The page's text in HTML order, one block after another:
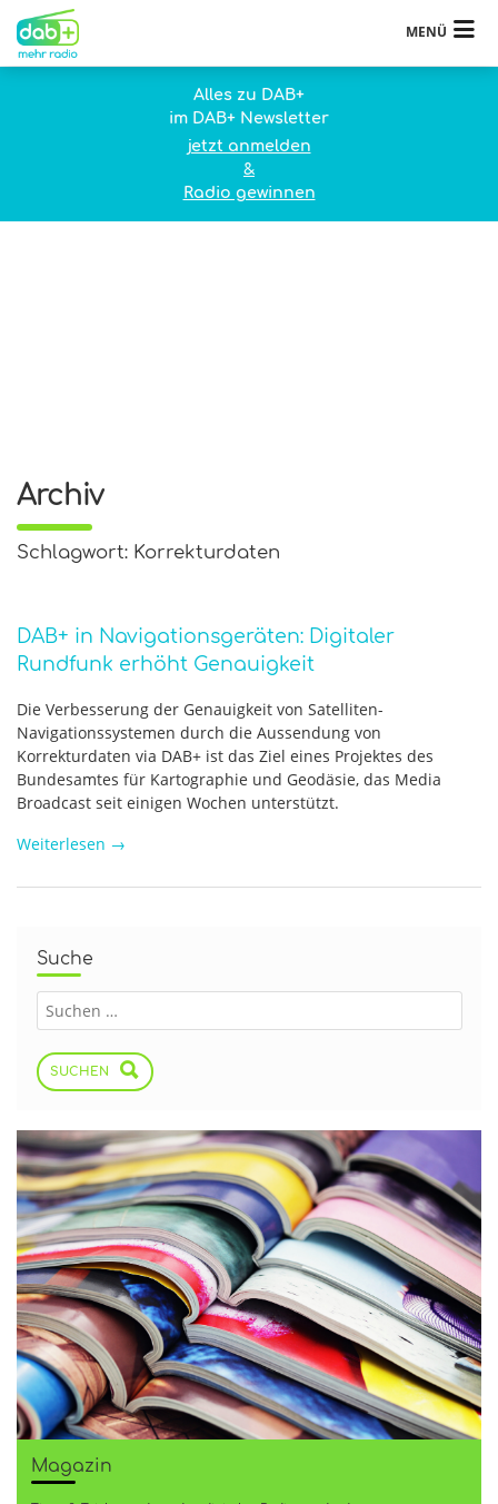
MENÜ
Alles zu DAB+
im DAB+ Newsletter
jetzt anmelden
&
Radio gewinnen
Archiv
Schlagwort: Korrekturdaten
DAB+ in Navigationsgeräten: Digitaler
Rundfunk erhöht Genauigkeit
Die Verbesserung der Genauigkeit von Satelliten-
Navigationssystemen durch die Aussendung von
Korrekturdaten via DAB+ ist das Ziel eines Projektes des
Bundesamtes für Kartographie und Geodäsie, das Media
Broadcast seit einigen Wochen unterstützt.
Weiterlesen →
Suche
SUCHEN
Magazin